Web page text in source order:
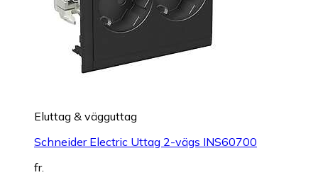
Eluttag & vägguttag
Schneider Electric Uttag 2-vägs INS60700
fr.